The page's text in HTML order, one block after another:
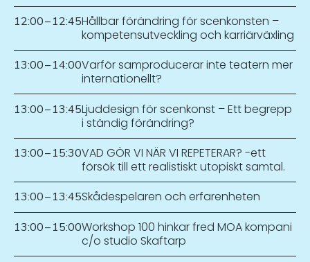
12:00–12:45Hållbar förändring för scenkonsten –
kompetensutveckling och karriärväxling
13:00–14:00Varför samproducerar inte teatern mer
internationellt?
13:00–13:45Ljuddesign för scenkonst – Ett begrepp
i ständig förändring?
13:00–15:30VAD GÖR VI NÄR VI REPETERAR? -ett
försök till ett realistiskt utopiskt samtal.
13:00–13:45Skådespelaren och erfarenheten
13:00–15:00Workshop 100 hinkar fred MOA kompani
c/o studio Skaftarp